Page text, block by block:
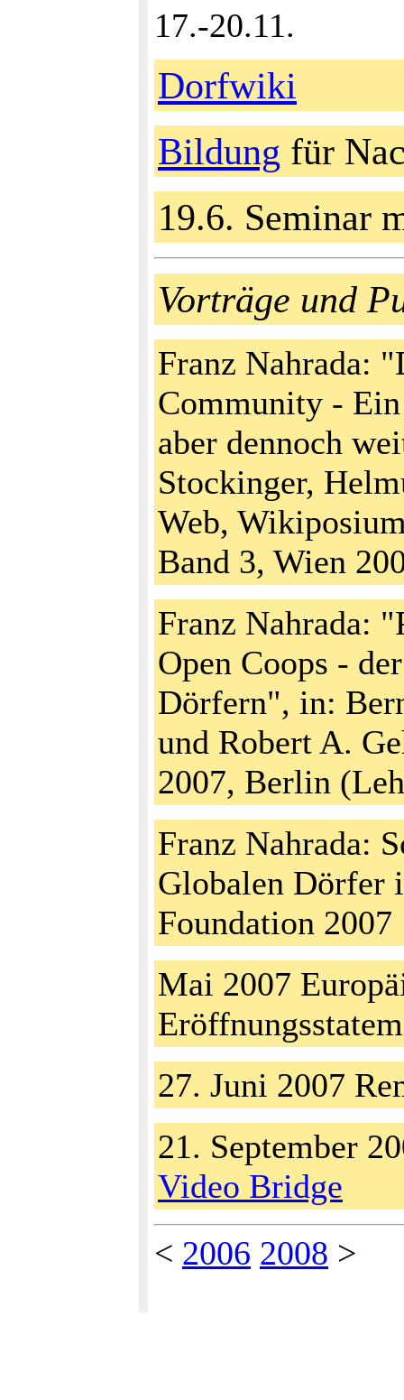
17.-20.11.
Dorfwiki
Bildung für
19.6. Seminar
Vorträge und
Franz Nahrada:
Community -
aber dennoch
Stockinger,
Web,
Band 3, Wien
Franz Nahrada:
Open Coops -
Dörfern", in:
und Robert A.
2007, Berlin
Franz Nahrada:
Globalen Dörfer
Foundation 2007
Mai 2007
27. Juni 2007
21. September
Video Bridge
< 2006 2008 >